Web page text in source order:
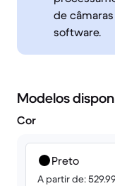
de
software.
Modelos
Cor
Preto
A partir de: